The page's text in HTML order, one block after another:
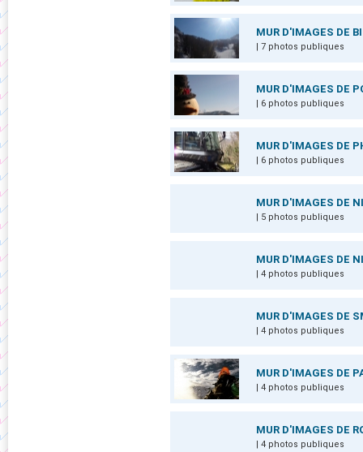
MUR D'IMAGES DE
| 7 photos publiques
MUR D'IMAGES DE
| 6 photos publiques
MUR D'IMAGES DE
| 6 photos publiques
MUR D'IMAGES DE
| 5 photos publiques
MUR D'IMAGES DE
| 4 photos publiques
MUR D'IMAGES DE
| 4 photos publiques
MUR D'IMAGES DE
| 4 photos publiques
MUR D'IMAGES DE
| 4 photos publiques